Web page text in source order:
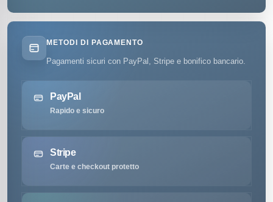
METODI DI PAGAMENTO
Pagamenti sicuri con PayPal, Stripe e bonifico bancario.
PayPal
Rapido e sicuro
Stripe
Carte e checkout protetto